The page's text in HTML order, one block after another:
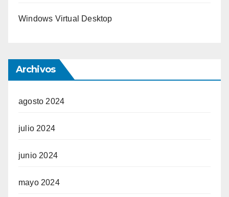
Windows Virtual Desktop
Archivos
agosto 2024
julio 2024
junio 2024
mayo 2024